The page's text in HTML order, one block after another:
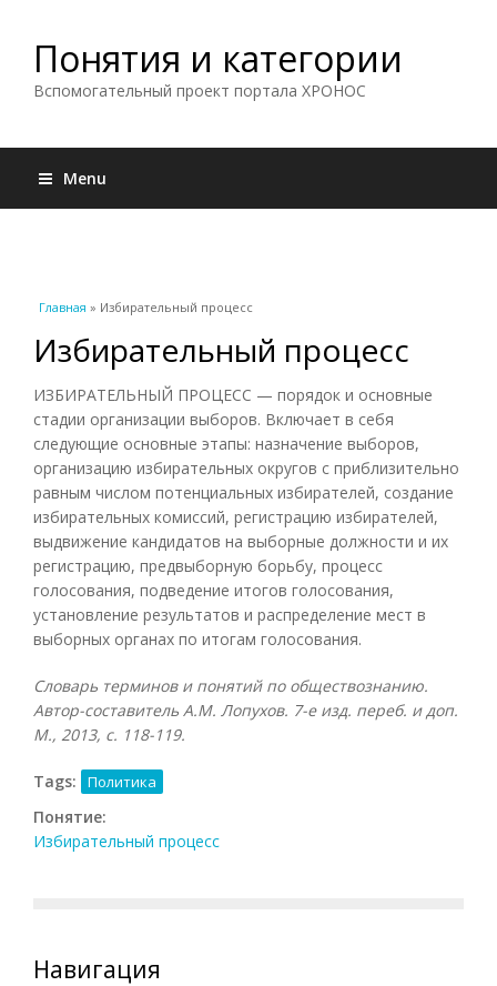
Понятия и категории
Вспомогательный проект портала ХРОНОС
Menu
Вы здесь
Главная » Избирательный процесс
Избирательный процесс
ИЗБИРАТЕЛЬНЫЙ ПРОЦЕСС — порядок и основные
стадии организации выборов. Включает в себя
следующие основные этапы: назначение выборов,
организацию избирательных округов с приблизительно
равным числом потенциальных избирателей, создание
избирательных комиссий, регистрацию избирателей,
выдвижение кандидатов на выборные должности и их
регистрацию, предвыборную борьбу, процесс
голосования, подведение итогов голосования,
установление результатов и распределение мест в
выборных органах по итогам голосования.
Словарь терминов и понятий по обществознанию.
Автор-составитель А.М. Лопухов. 7-е изд. переб. и доп.
М., 2013, с. 118-119.
Tags: Политика
Понятие:
Избирательный процесс
Навигация